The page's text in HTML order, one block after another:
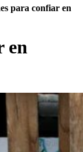
para confiar en
en